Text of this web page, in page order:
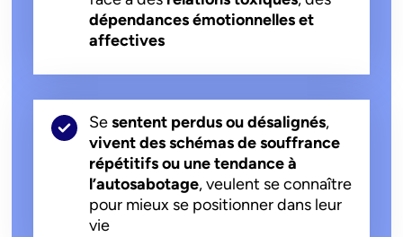
dépendances émotionnelles et
affectives
Sesentent perdus ou désalignés,
vivent des schémas de souffrance
répétitifs ou une tendance à
l’autosabotage, veulent se connaître
pour mieux se positionner dans leur
vie